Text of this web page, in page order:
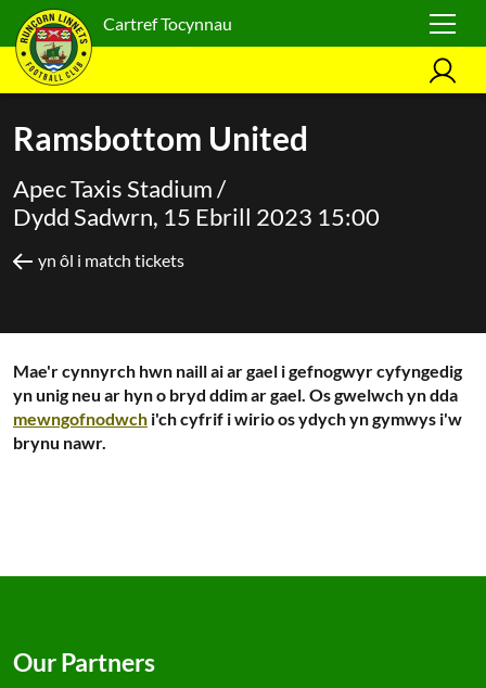
Cartref Tocynnau
Ramsbottom United
Apec Taxis Stadium /
Dydd Sadwrn, 15 Ebrill 2023 15:00
yn ôl i match tickets
Mae'r cynnyrch hwn naill ai ar gael i gefnogwyr cyfyngedig
yn unig neu ar hyn o bryd ddim ar gael. Os gwelwch yn dda
mewngofnodwch i'ch cyfrif i wirio os ydych yn gymwys i'w
brynu nawr.
Our Partners